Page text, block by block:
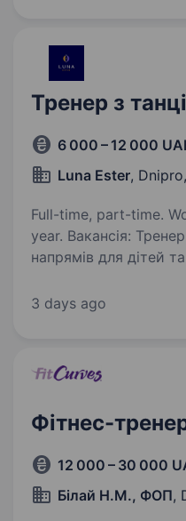
Тренер з
6 000 – 12 000
Luna Ester, Dnipro,
Full-time, part-time.
year. Вакансія: Тренер з танцювальних
напрямів для дітей
шукає в свою
3 days ago
Фітнес-
12 000 – 30 000
Білай Н.М., ФОП,